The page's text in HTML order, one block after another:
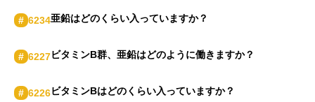
# 6234亜鉛はどのくらい⼊っていますか？
# 6227ビタミンB群、亜鉛はどのように働きますか？
# 6226ビタミンBはどのくらい⼊っていますか？